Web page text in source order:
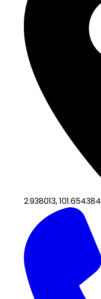
2.938013,101.654384